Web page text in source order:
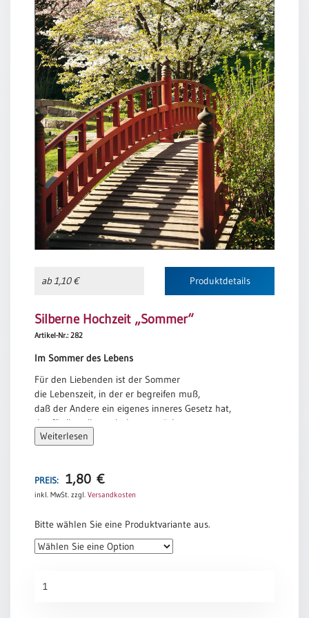
ab 1,10 € Produktdetails
Silberne Hochzeit „Sommer“
Artikel-Nr.: 282
Im Sommer des Lebens
Für den Liebenden ist der Sommer
die Lebenszeit, in der er begreifen muß,
daß der Andere ein eigenes inneres Gesetz hat,
das für ihn gilt, nach dem er wächst
und sich entwickelt und sich ausbreitet.
Lieben im Sommer, das heißt:
dem Anderen gestatten,
daß er seine eigenen Pläne
faßt und verwirklicht.
und sich ausdehnt,
Weiterlesen
PREIS: 1,80 €
inkl. MwSt. zzgl. Versandkosten
Bitte wählen Sie eine Produktvariante aus.
Hochzeit